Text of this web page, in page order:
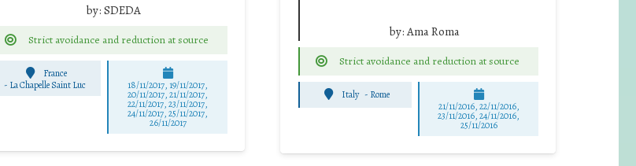
by: SDEDA
Strict avoidance and reduction at source
France
- La Chapelle Saint Luc 18/11/2017, 19/11/2017,
20/11/2017, 21/11/2017,
22/11/2017, 23/11/2017,
24/11/2017, 25/11/2017,
26/11/2017
by:Ama Roma
Strict avoidance and reduction at source
Italy - Rome
21/11/2016, 22/11/2016,
23/11/2016, 24/11/2016,
25/11/2016